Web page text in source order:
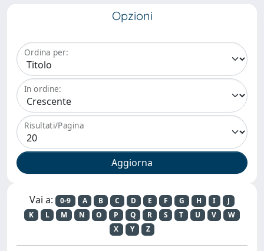
Opzioni
Ordina per:
In ordine:
Risultati/Pagina
Vai a: 0-9 A B C D E F G H I
J
K
L M N O P Q R S T U V
W
X
Y Z